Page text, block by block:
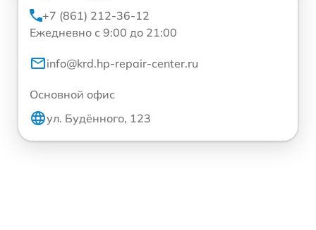
+7 (861) 212-36-12
Ежедневно с 9:00 до 21:00
info@krd.hp-repair-center.ru
Основной офис
ул. Будённого, 123